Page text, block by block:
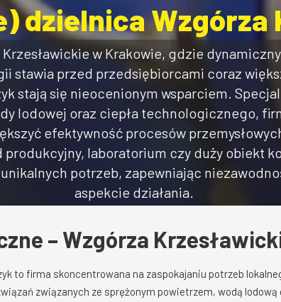
dzielnica Wzgórza
w Krakowie, gdzie
stawia przed przedsiębiorcami coraz
stają się nieocenionym wsparciem.
lodowej oraz ciepła technologicznego,
efektywność procesów
produkcyjny, laboratorium czy duży obiekt
potrzeb, zapewniając
aspekcie działania.
– Wzgórza
to firma skoncentrowana na zaspokajaniu potrzeb
związanych ze sprężonym powietrzem, wodą